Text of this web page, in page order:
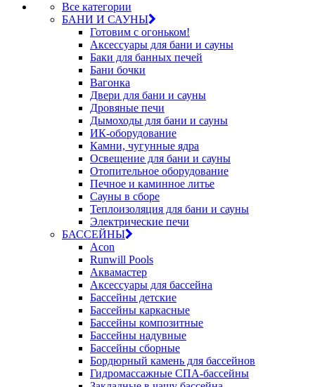
Все категории
БАНИ И САУНЫ
Готовим с огоньком!
Аксессуары для бани и сауны
Баки для банных печей
Бани бочки
Вагонка
Двери для бани и сауны
Дровяные печи
Дымоходы для бани и сауны
ИК-оборудование
Камни, чугунные ядра
Освещение для бани и сауны
Отопительное оборудование
Печное и каминное литье
Сауны в сборе
Теплоизоляция для бани и сауны
Электрические печи
БАССЕЙНЫ
Acon
Runwill Pools
Аквамастер
Аксессуары для бассейна
Бассейны детские
Бассейны каркасные
Бассейны композитные
Бассейны надувные
Бассейны сборные
Бордюрный камень для бассейнов
Гидромассажные СПА-бассейны